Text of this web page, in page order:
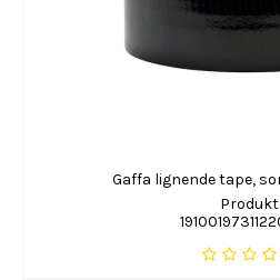
Gaffa lignende tape,
Produkt